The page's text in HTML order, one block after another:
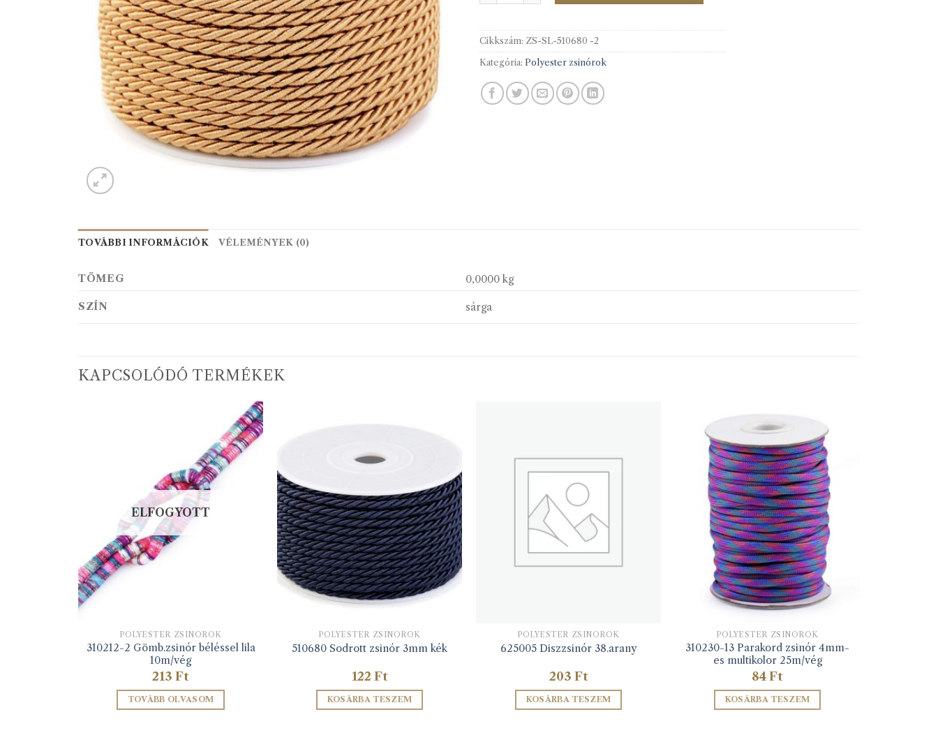
Cikkszám: ZS-SL-510680 -2
Kategória: Polyester zsinórok
TOVÁBBI INFORMÁCIÓK VÉLEMÉNYEK (0)
TÖMEG 0,0000 kg
SZÍN sárga
KAPCSOLÓDÓ TERMÉKEK
ELFOGYOTT
POLYESTER ZSINÓROK
310212-2 Gömb.zsinór béléssel lila
10m/vég
213 Ft
TOVÁBB OLVASOM
POLYESTER ZSINÓROK
510680 Sodrott zsinór 3mm kék
122 Ft
KOSÁRBA TESZEM
POLYESTER ZSINÓROK
625005 Diszzsinór 38.arany
203 Ft
KOSÁRBA TESZEM
POLYESTER ZSINÓROK
310230-13 Parakord zsinór 4mm-
es multikolor 25m/vég
84Ft
KOSÁRBA TESZEM